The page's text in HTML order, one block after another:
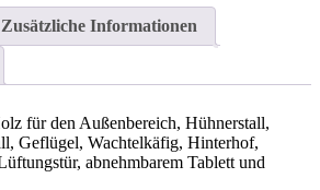
Zusätzliche Informationen
für den Außenbereich, Hühnerstall,
Geflügel, Wachtelkäfig, Hinterhof,
abnehmbarem Tablett und